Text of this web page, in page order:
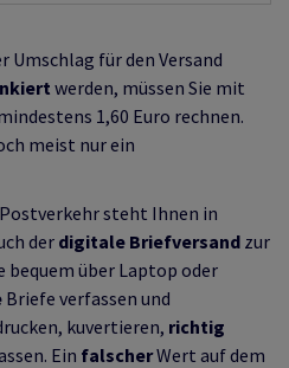
Umschlag für den Versand
werden, müssen Sie mit
1,60 Euro rechnen.
meist nur ein
steht Ihnen in
derdigitale Briefversand zur
bequem über Laptop oder
Briefe verfassen und
kuvertieren, richtig
Ein falscherWert auf dem